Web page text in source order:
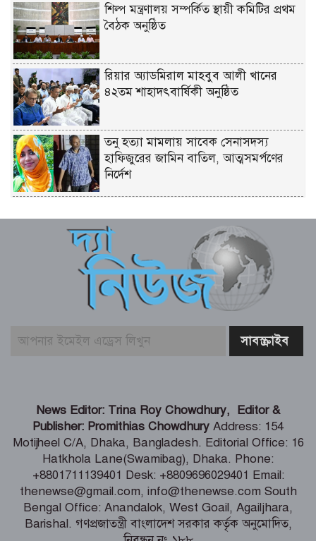
শিল্প মন্ত্রণালয় সম্পর্কিত স্থায়ী কমিটির প্রথম
বৈঠক অনুষ্ঠিত
রিয়ার অ্যাডমিরাল মাহবুব আলী খানের
৪২তম শাহাদৎবার্ষিকী অনুষ্ঠিত
তনু হত্যা মামলায় সাবেক সেনাসদস্য
হাফিজুরের জামিন বাতিল, আত্মসমর্পণের
নির্দেশ
যুবকের মৃত্যু
পাইকগাছায় ছাত্র ও দরিদ্র মানুষের মাঝে
সাইকেল, সেলাই মেশিন ও ভ্যান বিতরণ
মার্কিন প্রশান্ত মহাসাগরীয় নৌবহর
কমান্ডারের বাংলাদেশ সফর শেষ
ভারতীয় হাইক‌মিশনা‌রের স‌ঙ্গে আইএবিডির
প্রতি‌নি‌ধিদ‌লের সাক্ষাৎ
গ্যাস-বিদ্যুৎ সংকটের জবাব চেয়ে
প্রধানমন্ত্রীর কাছে স্মারকলিপি ১১ দলের
News Editor: Trina Roy Chowdhury, Editor &
Publisher: Promithias Chowdhury Address: 154
Motijheel C/A, Dhaka, Bangladesh. Editorial Office: 16
Hatkhola Lane(Swamibag), Dhaka. Phone:
+8801711139401 Desk: +8809696029401 Email:
thenewse@gmail.com, info@thenewse.com South
Bengal Office: Anandalok, West Goail, Agailjhara,
Barishal. গণপ্রজাতন্ত্রী বাংলাদেশ সরকার কর্তৃক অনুমোদিত,